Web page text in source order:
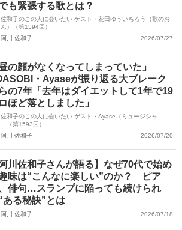
も緊張する歌とは？
佐和子のこの人に会いたい ゲスト・花田ゆういちろう（歌のお
ん）（第1594回）
阿川 佐和子
2026/07/27
昼の顔がなくなってしまっていた」
・Ayaseが振り返る大ブレーク
の7年「去年はダイエットして1年で19
ほど落としました」
佐和子のこの人に会いたい ゲスト・Ayase（ミュージシャ
（第1593回）
阿川 佐和子
2026/07/20
阿川佐和子さんが語る】なぜ70代で始め
味は“こんなに楽しい”のか？ ピア
俳句…スランプに陥っても続けられ
ある秘訣”とは
阿川 佐和子 2026/07/18